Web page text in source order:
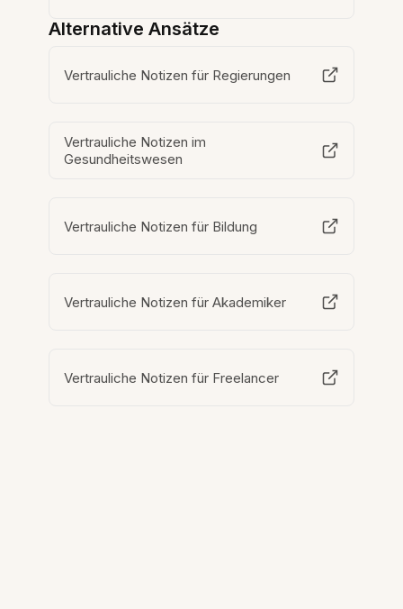
Alternative Ansätze
Vertrauliche Notizen für Regierungen
Vertrauliche Notizen im
Gesundheitswesen
Vertrauliche Notizen für Bildung
Vertrauliche Notizen für Akademiker
Vertrauliche Notizen für Freelancer